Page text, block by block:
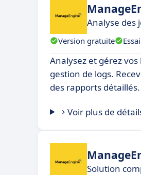
Analyse des
Version gratuite
Analysez et gérez
gestion de logs.
des rapports détaillés.
Voir plus de
Solution